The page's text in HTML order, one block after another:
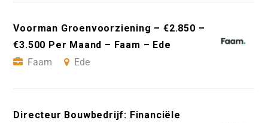
Voorman Groenvoorziening – €2.850 –
€3.500 Per Maand – Faam – Ede
Faam
Ede
Directeur Bouwbedrijf: Financiële